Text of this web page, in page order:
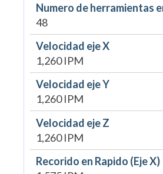
Numero de herramientas
48
Velocidad eje X
1,260 IPM
Velocidad eje Y
1,260 IPM
Velocidad eje Z
1,260 IPM
Recorido en Rapido (Eje X)